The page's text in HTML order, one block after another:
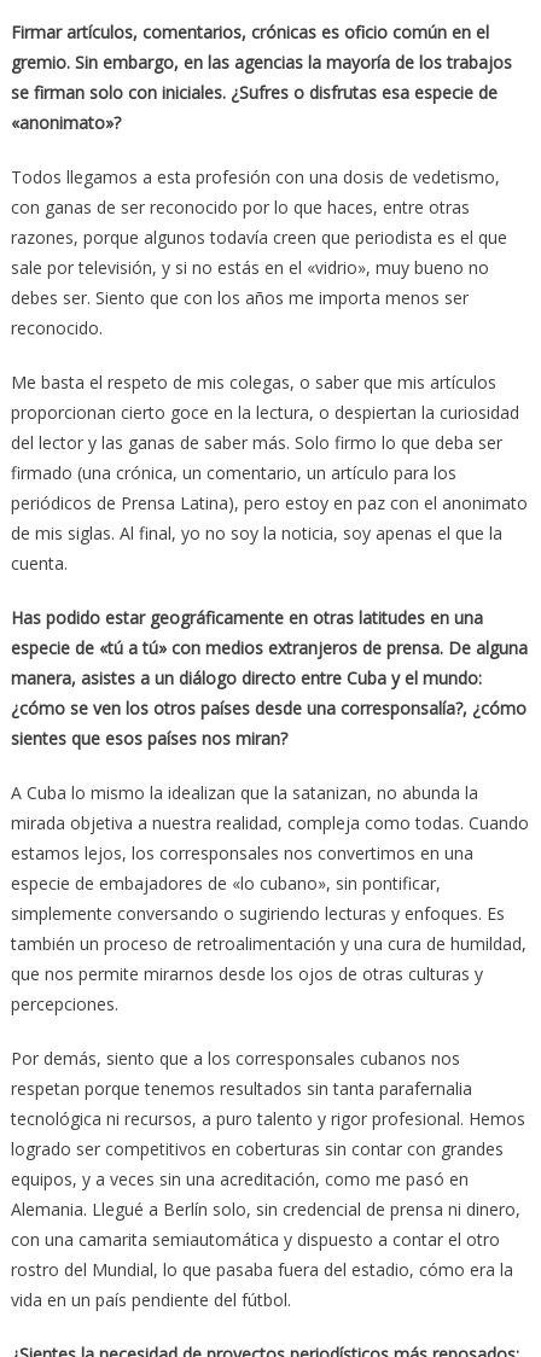
Firmar artículos, comentarios, crónicas es oficio común en el
gremio. Sin embargo, en las agencias la mayoría de los trabajos
se firman solo con iniciales. ¿Sufres o disfrutas esa especie de
«anonimato»?
Todos llegamos a esta profesión con una dosis de vedetismo,
con ganas de ser reconocido por lo que haces, entre otras
razones, porque algunos todavía creen que periodista es el que
sale por televisión, y si no estás en el «vidrio», muy bueno no
debes ser. Siento que con los años me importa menos ser
reconocido.
Me basta el respeto de mis colegas, o saber que mis artículos
proporcionan cierto goce en la lectura, o despiertan la curiosidad
del lector y las ganas de saber más. Solo firmo lo que deba ser
firmado (una crónica, un comentario, un artículo para los
periódicos de Prensa Latina), pero estoy en paz con el anonimato
de mis siglas. Al final, yo no soy la noticia, soy apenas el que la
cuenta.
Has podido estar geográficamente en otras latitudes en una
especie de «tú a tú» con medios extranjeros de prensa. De alguna
manera, asistes a un diálogo directo entre Cuba y el mundo:
¿cómo se ven los otros países desde una corresponsalía?, ¿cómo
sientes que esos países nos miran?
A Cuba lo mismo la idealizan que la satanizan, no abunda la
mirada objetiva a nuestra realidad, compleja como todas. Cuando
estamos lejos, los corresponsales nos convertimos en una
especie de embajadores de «lo cubano», sin pontificar,
simplemente conversando o sugiriendo lecturas y enfoques. Es
también un proceso de retroalimentación y una cura de humildad,
que nos permite mirarnos desde los ojos de otras culturas y
percepciones.
Por demás, siento que a los corresponsales cubanos nos
respetan porque tenemos resultados sin tanta parafernalia
tecnológica ni recursos, a puro talento y rigor profesional. Hemos
logrado ser competitivos en coberturas sin contar con grandes
equipos, y a veces sin una acreditación, como me pasó en
Alemania. Llegué a Berlín solo, sin credencial de prensa ni dinero,
con una camarita semiautomática y dispuesto a contar el otro
rostro del Mundial, lo que pasaba fuera del estadio, cómo era la
vida en un país pendiente del fútbol.